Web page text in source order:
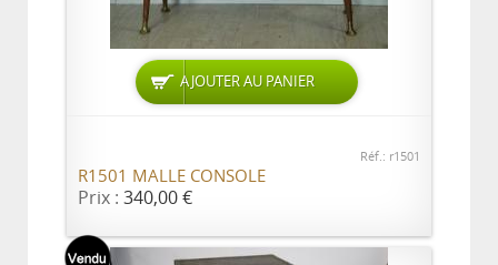
AJOUTER AU PANIER
Réf.: r1501
R1501 MALLE CONSOLE
Prix : 340,00 €